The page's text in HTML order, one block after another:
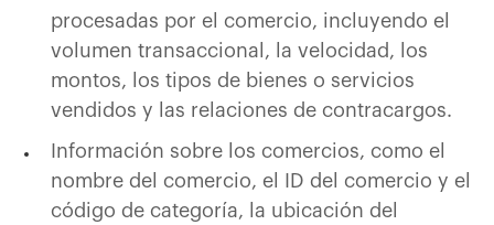
procesadas por el comercio, incluyendo el
volumen transaccional, la velocidad, los
montos, los tipos de bienes o servicios
vendidos y las relaciones de contracargos.
Información sobre los comercios, como el
nombre del comercio, el ID del comercio y el
código de categoría, la ubicación del